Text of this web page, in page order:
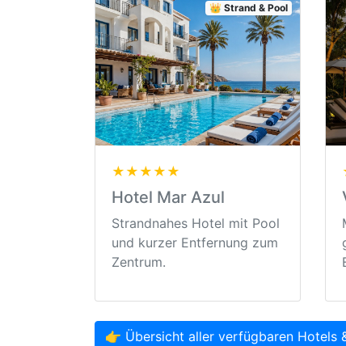
👑 Strand & Pool
★★★★★
Hotel Mar Azul
Strandnahes Hotel mit Pool
und kurzer Entfernung zum
Zentrum.
👉 Übersicht aller verfügbaren Hotels